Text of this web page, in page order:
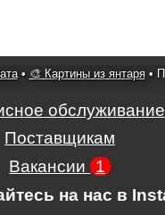
• 🎨 Картины из янтаря •
обслуживание
Поставщикам
Вакансии 1
на нас в